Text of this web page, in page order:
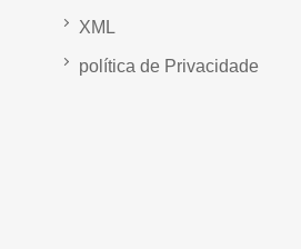
XML
política de Privacidade